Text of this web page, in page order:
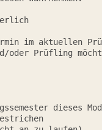
im aktuellen